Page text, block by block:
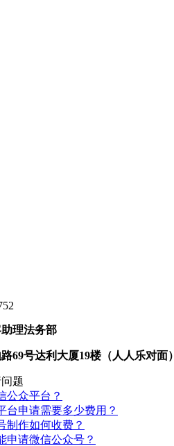
理法务部
69号达利大厦19楼（人人乐对面）
题
公众平台？
台申请需要多少费用？
制作如何收费？
申请微信公众号？